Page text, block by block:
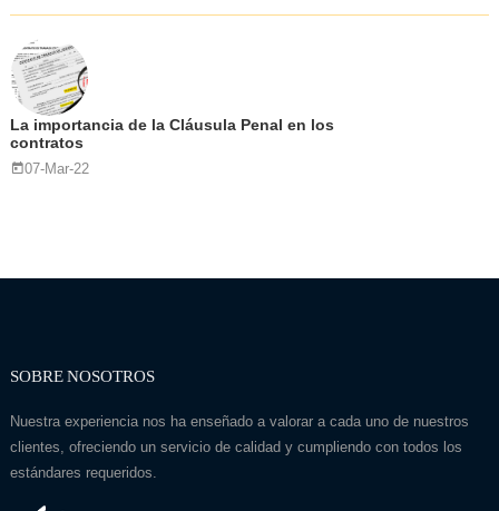
La importancia de la Cláusula Penal en los
contratos
07-Mar-22
SOBRE NOSOTROS
Nuestra experiencia nos ha enseñado a valorar a cada uno de nuestros
clientes, ofreciendo un servicio de calidad y cumpliendo con todos los
estándares requeridos.